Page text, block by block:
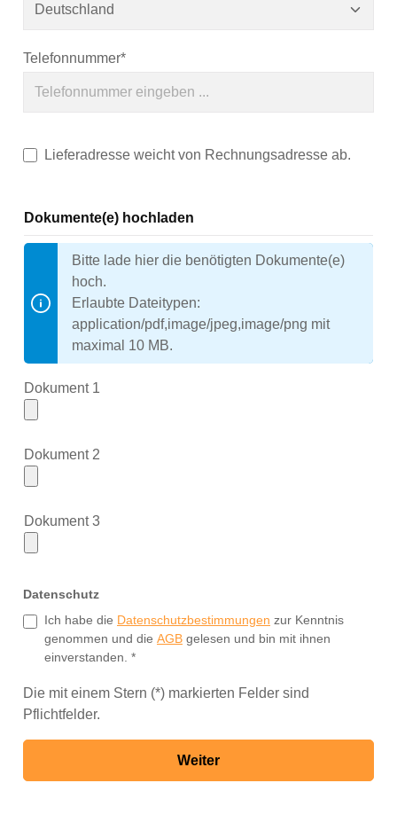
Telefonnummer*
Lieferadresse weicht von Rechnungsadresse ab.
Dokumente(e) hochladen
Bitte lade hier die benötigten Dokumente(e)
hoch.
Erlaubte Dateitypen:
application/pdf,image/jpeg,image/png mit
maximal 10 MB.
Dokument 1
Dokument 2
Dokument 3
Datenschutz
Ich habe die Datenschutzbestimmungen zur Kenntnis
genommen und die AGB gelesen und bin mit ihnen
einverstanden. *
Die mit einem Stern (*) markierten Felder sind
Pflichtfelder.
Weiter